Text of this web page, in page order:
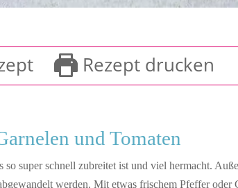
Rezept drucken
und Tomaten
so super schnell zubreitet ist und viel hermacht.
werden. Mit etwas frischem Pfeffer oder